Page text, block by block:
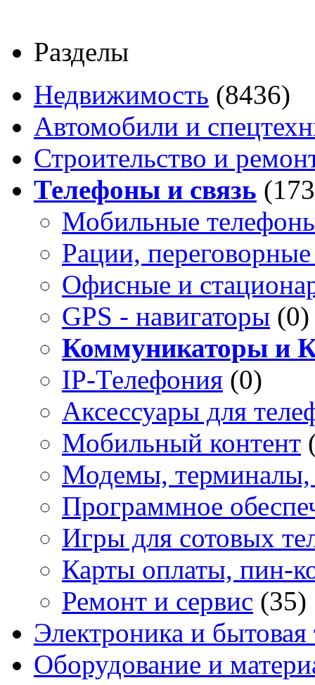
Разделы
Недвижимость (8436)
Автомобили и
Строительство и
Телефоны и связь
Мобильные
Рации, переговорные
Офисные и
GPS - навигаторы (0)
Коммуникаторы и
IP-Телефония (0)
Аксессуары для
Мобильный контент
Модемы, терминалы,
Программное
Игры для сотовых
Карты оплаты, пин-
Ремонт и сервис (35)
Электроника и бытовая
Оборудование и